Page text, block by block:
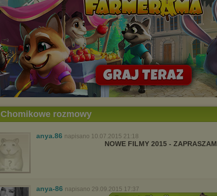
Chomikowe rozmowy
anya.86 napisano 10.07.2015 21:18
NOWE FILMY 2015 - ZAPRASZAM
anya-86 napisano 29.09.2015 17:37